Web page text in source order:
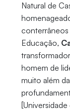
Natural de
conterrâneos
Educação,
homem de
muito além